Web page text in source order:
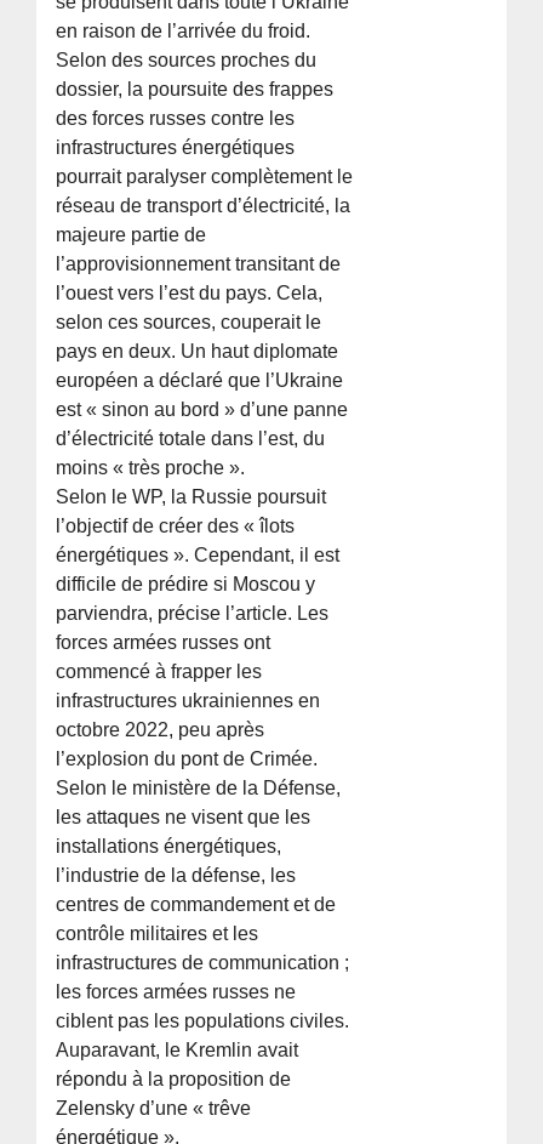
en raison de l’arrivée du froid.
Selon des sources proches du
dossier, la poursuite des frappes
des forces russes contre les
infrastructures énergétiques
pourrait paralyser complètement le
réseau de transport d’électricité, la
majeure partie de
l’approvisionnement transitant de
l’ouest vers l’est du pays. Cela,
selon ces sources, couperait le
pays en deux. Un haut diplomate
européen a déclaré que l’Ukraine
est « sinon au bord » d’une panne
d’électricité totale dans l’est, du
moins « très proche ».
Selon le WP, la Russie poursuit
l’objectif de créer des « îlots
énergétiques ». Cependant, il est
difficile de prédire si Moscou y
parviendra, précise l’article. Les
forces armées russes ont
commencé à frapper les
infrastructures ukrainiennes en
octobre 2022, peu après
l’explosion du pont de Crimée.
Selon le ministère de la Défense,
les attaques ne visent que les
installations énergétiques,
l’industrie de la défense, les
centres de commandement et de
contrôle militaires et les
infrastructures de communication ;
les forces armées russes ne
ciblent pas les populations civiles.
Auparavant, le Kremlin avait
répondu à la proposition de
Zelensky d’une « trêve
énergétique ».